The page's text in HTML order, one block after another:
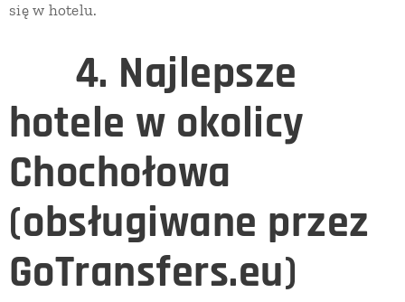
się w hotelu.
4. Najlepsze
hotele w okolicy
Chochołowa
(obsługiwane przez
GoTransfers.eu)